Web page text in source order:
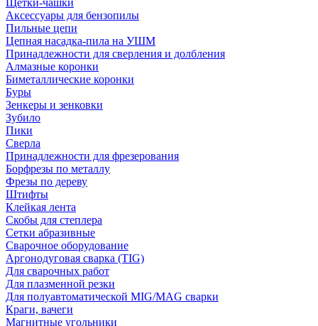
Щетки-чашки
Аксессуары для бензопилы
Пильные цепи
Цепная насадка-пила на УШМ
Принадлежности для сверления и долбления
Алмазные коронки
Биметаллические коронки
Буры
Зенкеры и зенковки
Зубило
Пики
Сверла
Принадлежности для фрезерования
Борфрезы по металлу
Фрезы по дереву
Штифты
Клейкая лента
Скобы для степлера
Сетки абразивные
Сварочное оборудование
Аргонодуговая сварка (TIG)
Для сварочных работ
Для плазменной резки
Для полуавтоматической MIG/MAG сварки
Краги, вачеги
Магнитные угольники